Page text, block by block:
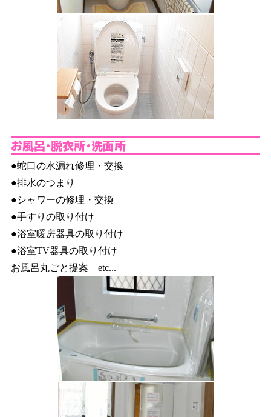
●蛇口の水漏れ修理・交換
●排水のつまり
●シャワーの修理・交換
●手すりの取り付け
●浴室暖房器具の取り付け
●浴室TV器具の取り付け
お風呂丸ごと提案 etc...